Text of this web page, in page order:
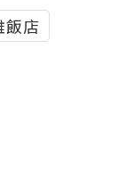
飯店